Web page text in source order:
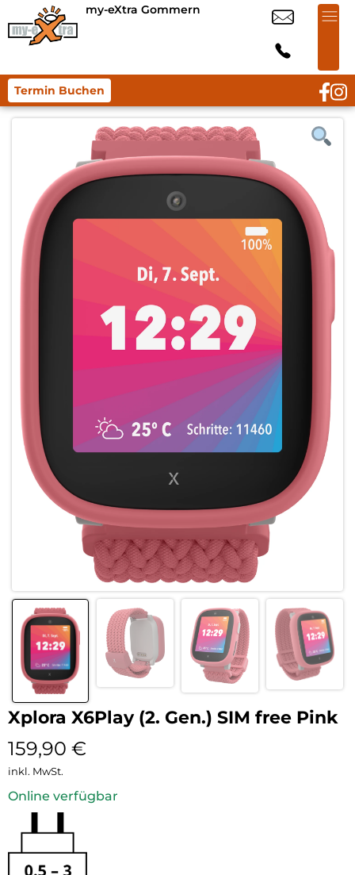
my-eXtra Gommern
Termin Buchen
Xplora X6Play (2. Gen.) SIM free Pink
159,90 €
inkl. MwSt.
Online verfügbar